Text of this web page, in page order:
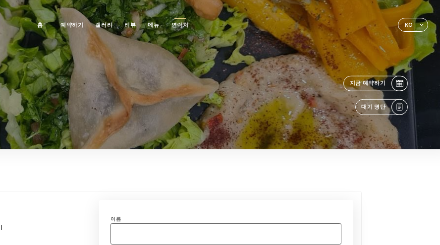
KO
홈 예약하기 갤러리 리뷰 메뉴 연락처
지금 예약하기
대기 명단
이름